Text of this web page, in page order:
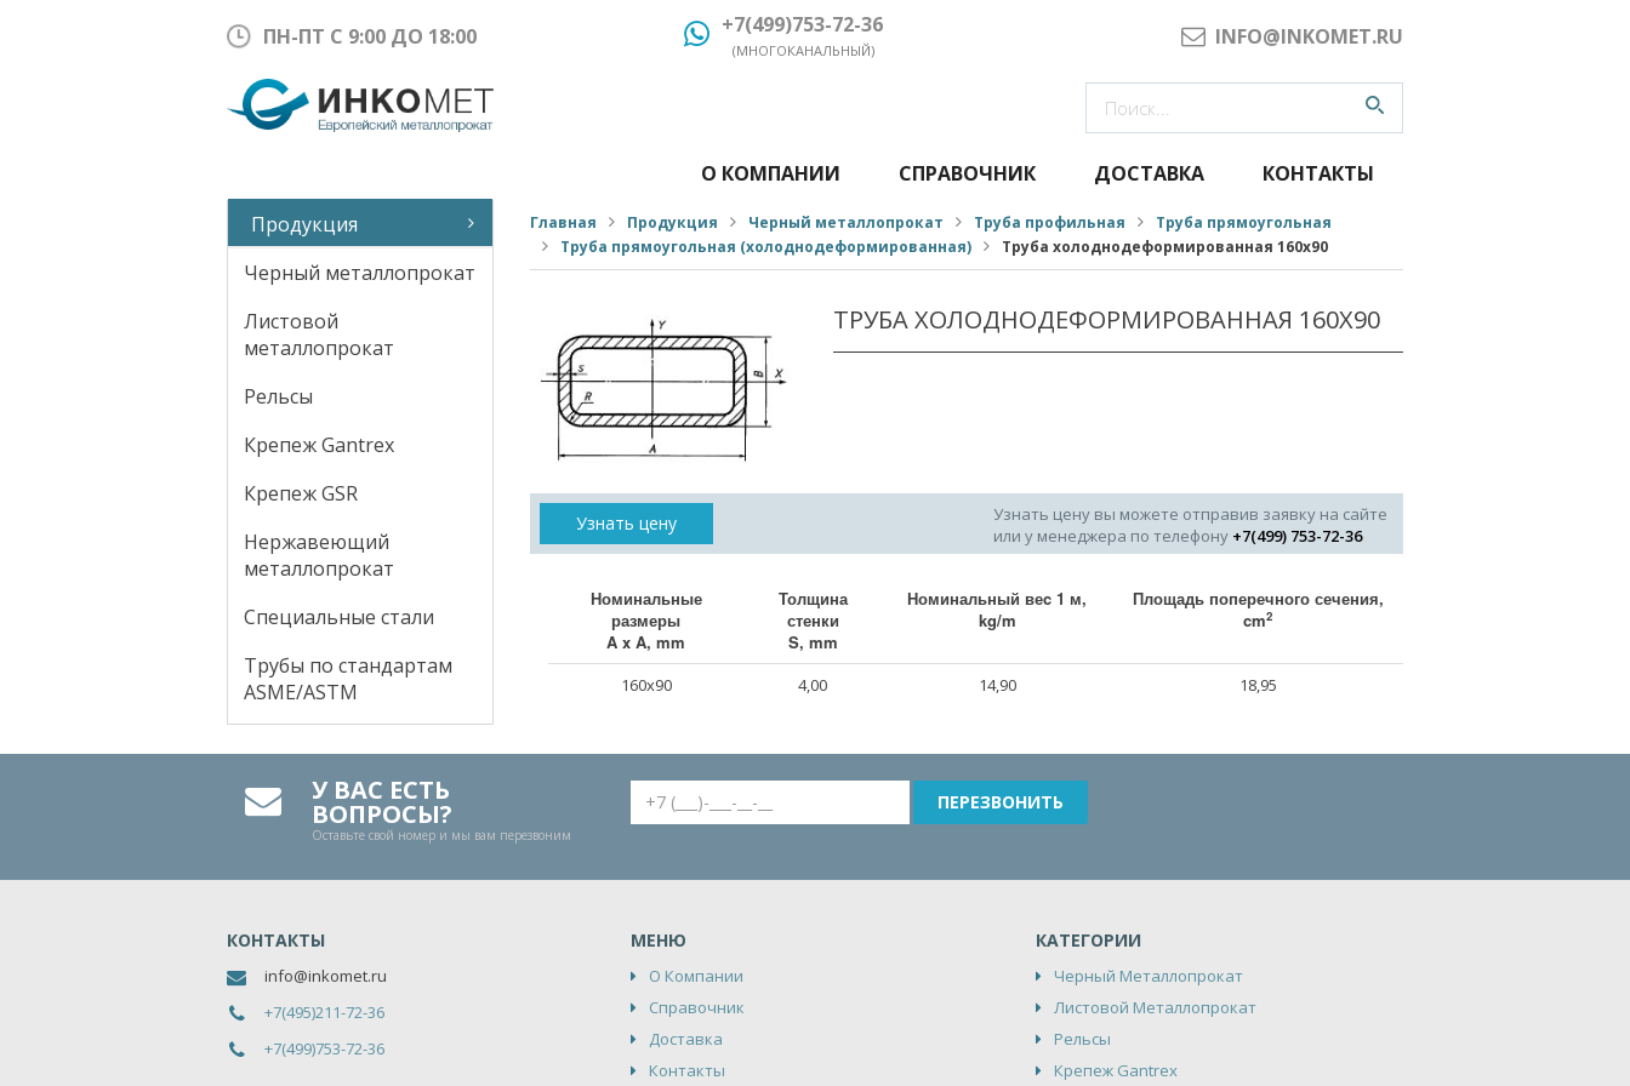
ПН-ПТ С 9:00 ДО 18:00 +7(499)753-72-36
(МНОГОКАНАЛЬНЫЙ)
INFO@INKOMET.RU
Продукция
Черный металлопрокат
Листовой
металлопрокат
Рельсы
Крепеж Gantrex
Крепеж GSR
Нержавеющий
металлопрокат
Специальные стали
Трубы по стандартам
ASME/ASTM
О КОМПАНИИ СПРАВОЧНИК ДОСТАВКА КОНТАКТЫ
Главная Продукция Черный металлопрокат Труба профильная
Труба прямоугольная
Труба прямоугольная (холоднодеформированная)
Труба холоднодеформированная 160x90
ТРУБА ХОЛОДНОДЕФОРМИРОВАННАЯ 160X90
Узнать цену
Узнать цену вы можете отправив заявку на сайте
или у менеджера по телефону +7(499) 753-72-36
Номинальные
размеры
A x A, mm
Толщина
стенки
S, mm
Номинальный веc 1 м,
kg/m
Площадь поперечного сечения,
cm2
160x90 4,00 14,90 18,95
У ВАС ЕСТЬ
ВОПРОСЫ?
Оставьте свой номер и мы вам перезвоним
КОНТАКТЫ
info@inkomet.ru
+7(495)211-72-36
+7(499)753-72-36
МЕНЮ
О Компании
Справочник
Доставка
Контакты
КАТЕГОРИИ
Черный Металлопрокат
Листовой Металлопрокат
Рельсы
Крепеж Gantrex